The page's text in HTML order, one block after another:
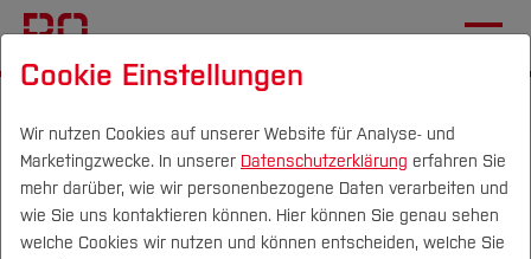
Campus Personen DE|EN Quicklinks
OnTop-Verteiler startet
erfolgreich
Cookie Einstellungen
Wir nutzen Cookies auf unserer Website für Analyse- und
Marketingzwecke. In unserer Datenschutzerklärung erfahren Sie
mehr darüber, wie wir personenbezogene Daten verarbeiten und
wie Sie uns kontaktieren können. Hier können Sie genau sehen
welche Cookies wir nutzen und können entscheiden, welche Sie